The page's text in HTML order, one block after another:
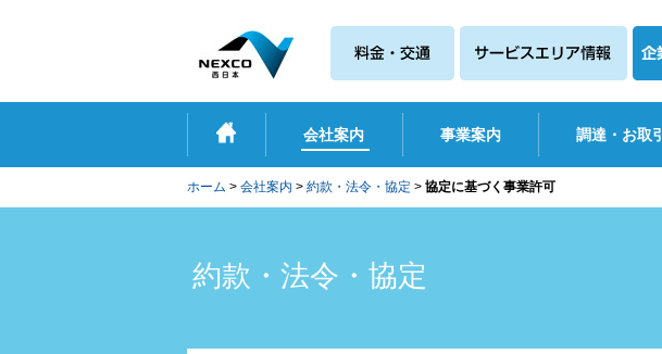
会社案内 事業案内 調達・お取引
ホーム > 会社案内 > 約款・法令・協定 > 協定に基づく事業許可
約款・法令・協定